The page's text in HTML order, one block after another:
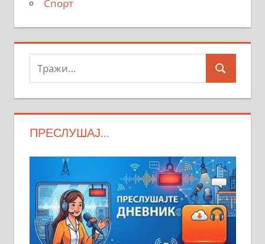
Спорт
Тражи:
Search
ПРЕСЛУШАЈ…